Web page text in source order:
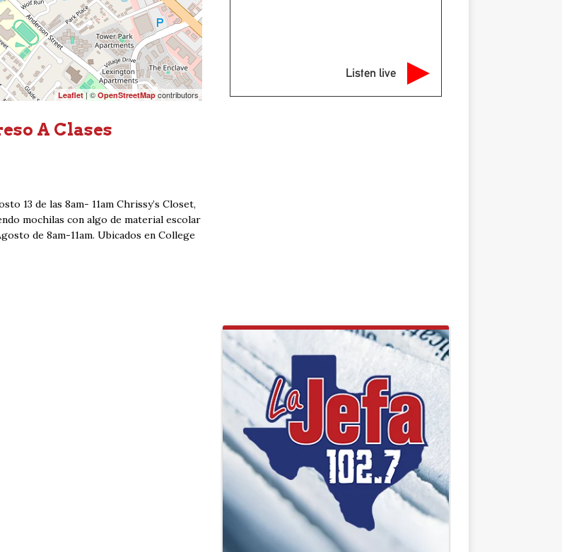
Leaflet| ©OpenStreetMapcontributors
A Clases
13 de las 8am- 11am Chrissy’s Closet,
mochilas con algo de material escolar
de 8am-11am. Ubicados en College
Listen live